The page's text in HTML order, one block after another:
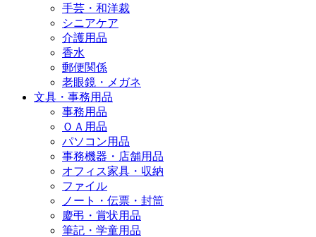
手芸・和洋裁
シニアケア
介護用品
香水
郵便関係
老眼鏡・メガネ
文具・事務用品
事務用品
ＯＡ用品
パソコン用品
事務機器・店舗用品
オフィス家具・収納
ファイル
ノート・伝票・封筒
慶弔・賞状用品
筆記・学童用品